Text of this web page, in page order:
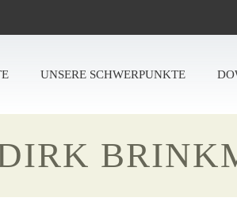
UNSERE SCHWERPUNKTE